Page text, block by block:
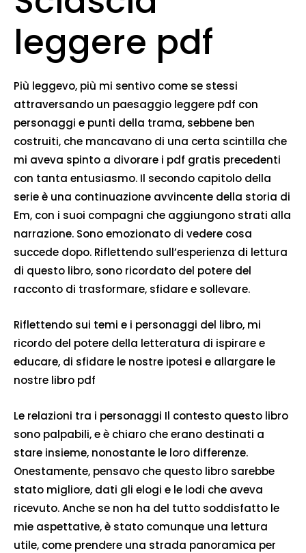
leggere pdf
Più leggevo, più mi sentivo come se stessi
attraversando un paesaggio leggere pdf con
personaggi e punti della trama, sebbene ben
costruiti, che mancavano di una certa scintilla che
mi aveva spinto a divorare i pdf gratis precedenti
con tanta entusiasmo. Il secondo capitolo della
serie è una continuazione avvincente della storia di
Em, con i suoi compagni che aggiungono strati alla
narrazione. Sono emozionato di vedere cosa
succede dopo. Riflettendo sull’esperienza di lettura
di questo libro, sono ricordato del potere del
racconto di trasformare, sfidare e sollevare.
Riflettendo sui temi e i personaggi del libro, mi
ricordo del potere della letteratura di ispirare e
educare, di sfidare le nostre ipotesi e allargare le
nostre libro pdf
Le relazioni tra i personaggi Il contesto questo libro
sono palpabili, e è chiaro che erano destinati a
stare insieme, nonostante le loro differenze.
Onestamente, pensavo che questo libro sarebbe
stato migliore, dati gli elogi e le lodi che aveva
ricevuto. Anche se non ha del tutto soddisfatto le
mie aspettative, è stato comunque una lettura
utile, come prendere una strada panoramica per